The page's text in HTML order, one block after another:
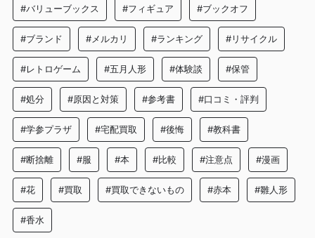
#バリューブックス #フィギュア #ブックオフ
#ブランド #メルカリ #ランキング #リサイクル
#レトロゲーム #五月人形 #体験談 #保管
#処分 #原因と対策 #参考書 #口コミ・評判
#学参プラザ #宅配買取 #後悔 #教科書
#断捨離 #服 #本 #比較 #注意点 #漫画
#花 #買取 #買取できないもの #赤本 #雛人形
#香水